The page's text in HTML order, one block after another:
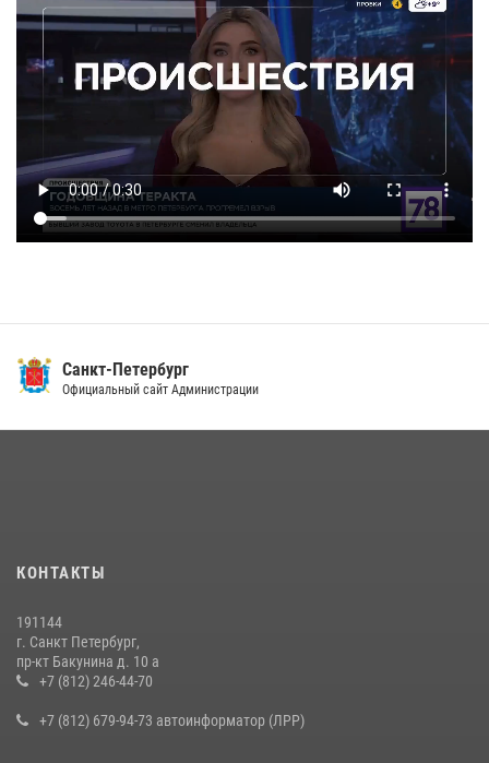
Санкт-Петербург
Официальный сайт Администрации
КОНТАКТЫ
191144
г. Санкт Петербург,
пр-кт Бакунина д. 10 а
+7 (812) 246-44-70
+7 (812) 679-94-73 автоинформатор (ЛРР)